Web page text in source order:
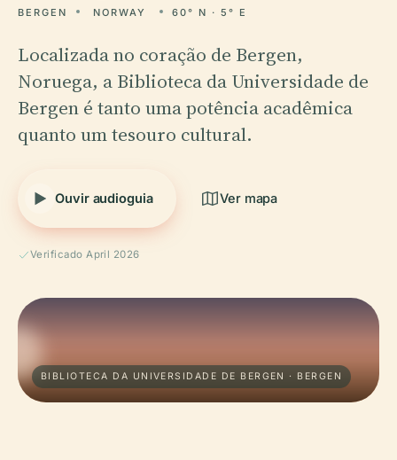
BERGEN NORWAY 60° N · 5° E
Localizada no coração de Bergen,
Noruega, a Biblioteca da Universidade de
Bergen é tanto uma potência acadêmica
quanto um tesouro cultural.
Ouvir audioguia Ver mapa
Verificado April 2026
BIBLIOTECA DA UNIVERSIDADE DE BERGEN · BERGEN